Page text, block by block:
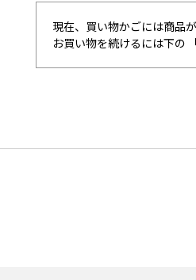
現在、買い物かごには商品
お買い物を続けるには下の